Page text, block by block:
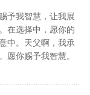
予我智慧，让我展
在选择中，愿你的
中。天父啊，我承
愿你赐予我智慧。